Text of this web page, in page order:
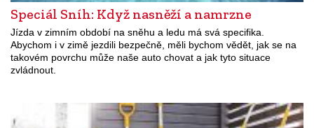
Speciál Sníh: Když nasněží a namrzne
Jízda v zimním období na sněhu a ledu má svá specifika.
Abychom i v zimě jezdili bezpečně, měli bychom vědět, jak se na
takovém povrchu může naše auto chovat a jak tyto situace
zvládnout.